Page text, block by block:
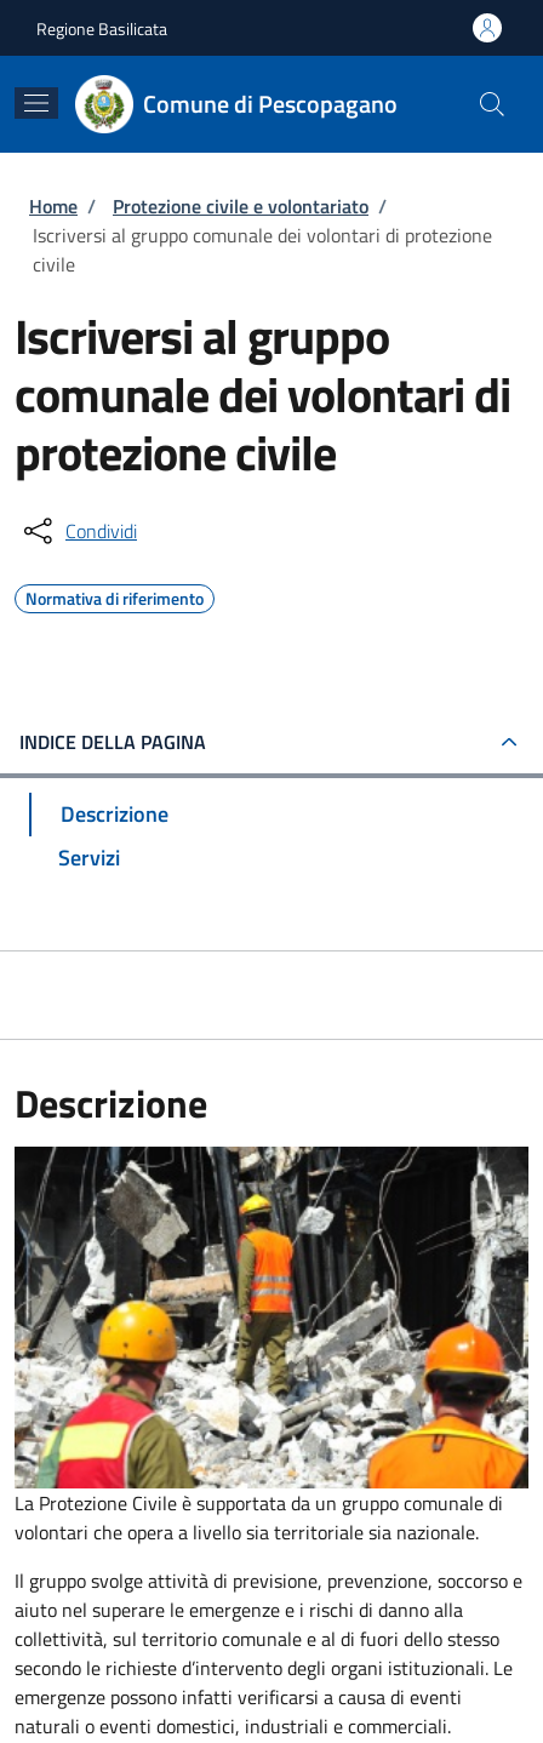
Regione Basilicata
Comune di Pescopagano
Briciole di pane
Home / Protezione civile e volontariato /
Iscriversi al gruppo comunale dei volontari di protezione
civile
Iscriversi al gruppo
comunale dei volontari di
protezione civile
Condividi
Normativa di riferimento
INDICE DELLA PAGINA
Descrizione
Servizi
Descrizione
La Protezione Civile è supportata da un gruppo comunale di
volontari che opera a livello sia territoriale sia nazionale.
Il gruppo svolge attività di previsione, prevenzione, soccorso e
aiuto nel superare le emergenze e i rischi di danno alla
collettività, sul territorio comunale e al di fuori dello stesso
secondo le richieste d’intervento degli organi istituzionali. Le
emergenze possono infatti verificarsi a causa di eventi
naturali o eventi domestici, industriali e commerciali.